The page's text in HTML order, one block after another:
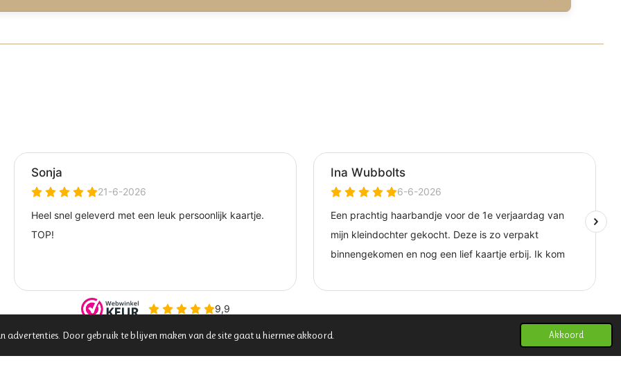
Door gebruik te blijven maken van de site gaat u hiermee akkoord. Akkoord